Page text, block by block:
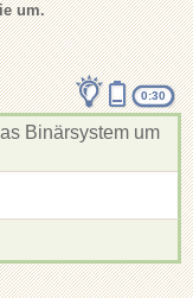
um.
0:30
Binärsystem um